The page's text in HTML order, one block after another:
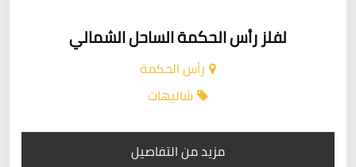
لفلز رأس الحكمة الساحل الشمالي
رأس الحكمة
شاليهات
مزيد من التفاصيل